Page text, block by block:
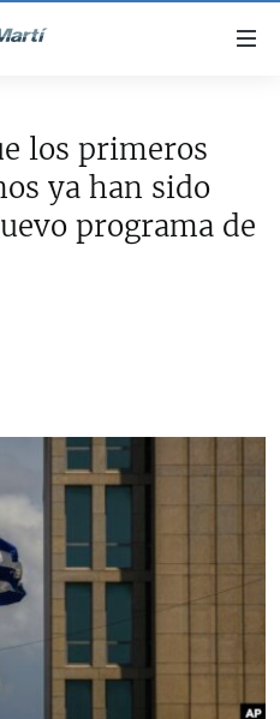
EN CUBA
los primeros
ya han sido
programa de